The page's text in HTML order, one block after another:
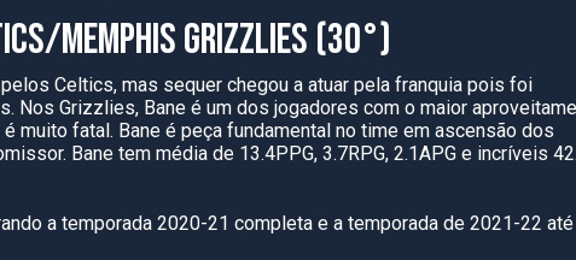
MEMPHIS GRIZZLIES (30°)
Celtics, mas sequer chegou a atuar pela franquia pois foi
Nos Grizzlies, Bane é um dos jogadores com o maior
muito fatal. Bane é peça fundamental no time em ascensão dos
Bane tem média de 13.4PPG, 3.7RPG, 2.1APG e incríveis
a temporada 2020-21 completa e a temporada de 2021-22